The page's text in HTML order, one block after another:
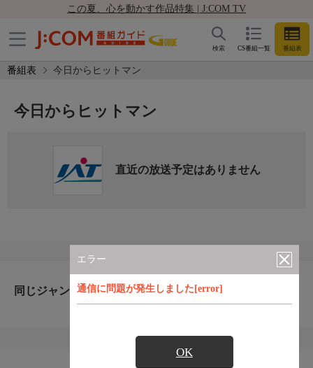
この夏、心を動かす作品特集 | J:COM TV
CS番組一覧 番組表
検索
番組表 今日からヒットマン
エラー
通信に問題が発生しました[error]
OK
今日からヒットマン
直近の放送予定はありません
同じジャンルのおすすめ番組